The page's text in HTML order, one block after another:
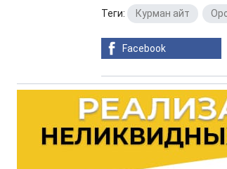
Теги: Курман айт
Facebook